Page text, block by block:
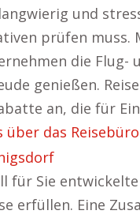
und
prüfen muss.
die
genießen.
an, die für
über das
für Sie
erfüllen. Eine